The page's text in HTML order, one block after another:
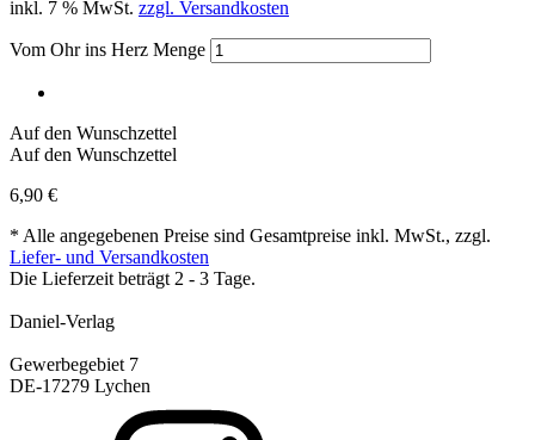
inkl. 7 % MwSt. zzgl. Versandkosten
Vom Ohr ins Herz Menge
Auf den Wunschzettel
Auf den Wunschzettel
6,90 €
* Alle angegebenen Preise sind Gesamtpreise inkl. MwSt., zzgl.
Liefer- und Versandkosten
Die Lieferzeit beträgt 2 - 3 Tage.
Daniel-Verlag
Gewerbegebiet 7
DE-17279 Lychen